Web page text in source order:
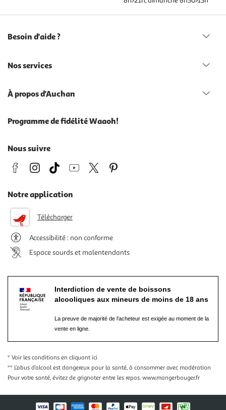
Besoin d'aide ?
Nos services
À propos d'Auchan
Programme de fidélité Waaoh!
Nous suivre
Notre application
Télécharger
Accessibilité : non conforme
Espace sourds et malentendants
Interdiction de vente de boissons
alcooliques aux mineurs de moins de 18 ans
La preuve de majorité de l'acheteur est exigée au moment de la
vente en ligne.
* Voir les conditions en cliquant ici
** L’abus d’alcool est dangereux pour la santé, à consommer avec modération
Pour votre santé, évitez de grignoter entre les repas. www.mangerbouger.fr